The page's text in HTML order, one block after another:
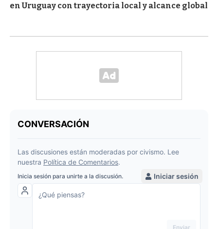
en Uruguay con trayectoria local y alcance global